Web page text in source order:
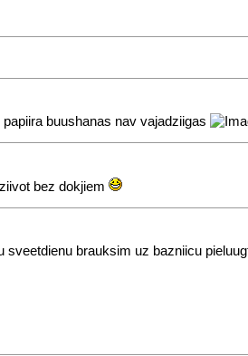
buushanas nav vajadziigas
bez dokjiem
brauksim uz bazniicu